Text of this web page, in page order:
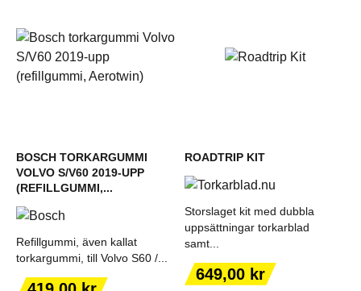
BOSCH TORKARGUMMI
VOLVO S/V60 2019-UPP
(REFILLGUMMI,...
Refillgummi, även kallat
torkargummi, till Volvo S60 /...
Pris
ROADTRIP KIT
Storslaget kit med dubbla
uppsättningar torkarblad
samt...
Pris
649,00 kr